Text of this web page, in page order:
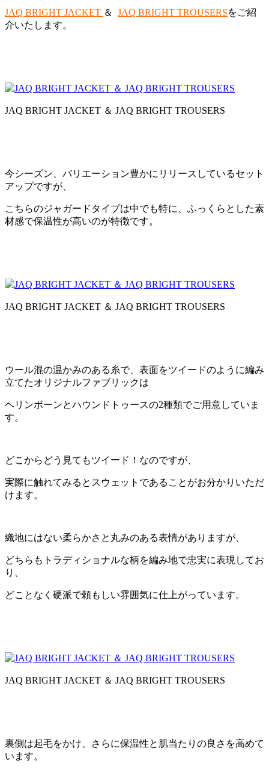
JAQ BRIGHT JACKET ＆ JAQ BRIGHT TROUSERSをご紹
介いたします。
JAQ BRIGHT JACKET ＆ JAQ BRIGHT TROUSERS
今シーズン、バリエーション豊かにリリースしているセット
アップですが、
こちらのジャガードタイプは中でも特に、ふっくらとした素
材感で保温性が高いのが特徴です。
JAQ BRIGHT JACKET ＆ JAQ BRIGHT TROUSERS
ウール混の温かみのある糸で、表面をツイードのように編み
立てたオリジナルファブリックは
ヘリンボーンとハウンドトゥースの2種類でご用意していま
す。
どこからどう見てもツイード！なのですが、
実際に触れてみるとスウェットであることがお分かりいただ
けます。
織地にはない柔らかさと丸みのある表情がありますが、
どちらもトラディショナルな柄を編み地で忠実に表現してお
り、
どことなく硬派で頼もしい雰囲気に仕上がっています。
JAQ BRIGHT JACKET ＆ JAQ BRIGHT TROUSERS
裏側は起毛をかけ、さらに保温性と肌当たりの良さを高めて
います。